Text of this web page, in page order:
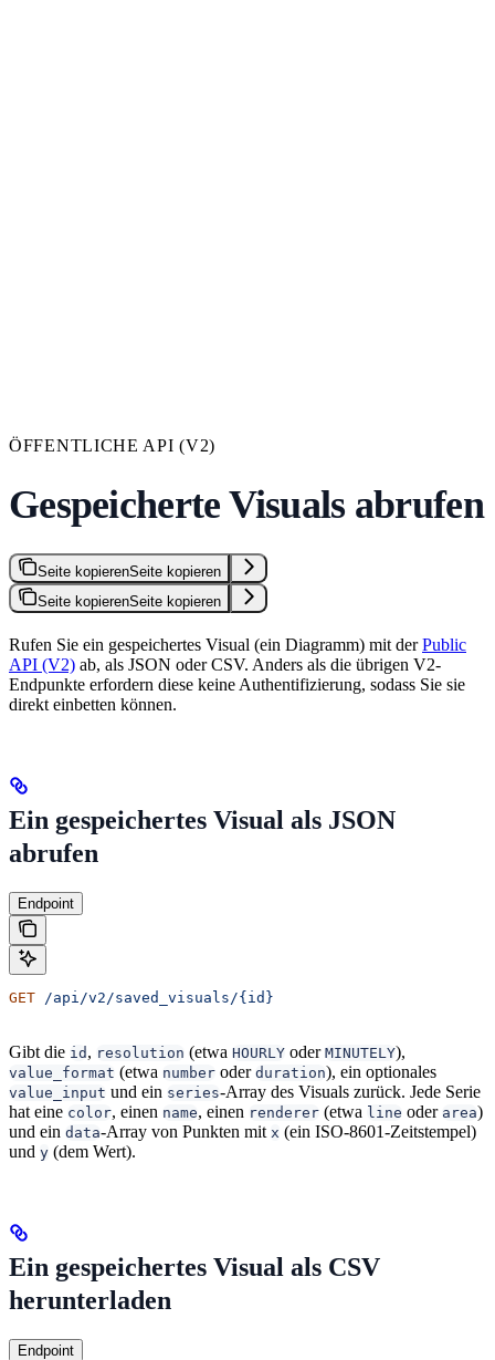
ÖFFENTLICHE API (V2)
Gespeicherte Visuals abrufen
Seite kopierenSeite kopieren
Seite kopierenSeite kopieren
Rufen Sie ein gespeichertes Visual (ein Diagramm) mit derPublic
API (V2) ab, als JSON oder CSV. Anders als die übrigen V2-
Endpunkte erfordern diese keine Authentifizierung, sodass Sie sie
direkt einbetten können.
Ein gespeichertes Visual als JSON
abrufen
Endpoint
GET /api/v2/saved_visuals/{id}
Gibt die id , resolution (etwa HOURLY oder MINUTELY),
value_format (etwa number oder duration), ein optionales
value_input und ein series-Array des Visuals zurück. Jede Serie
hat eine color, einen name, einen renderer (etwa line oder area)
und ein data-Array von Punkten mit x (ein ISO-8601-Zeitstempel)
und y (dem Wert).
Ein gespeichertes Visual als CSV
herunterladen
Endpoint